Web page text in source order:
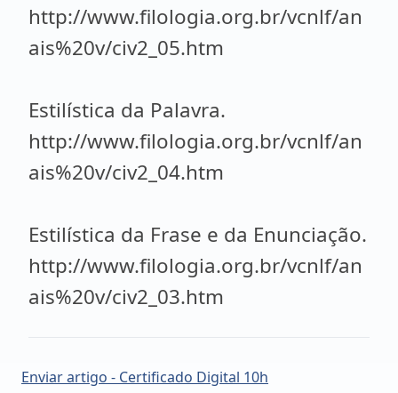
http://www.filologia.org.br/vcnlf/an
ais%20v/civ2_05.htm
Estilística da Palavra.
http://www.filologia.org.br/vcnlf/an
ais%20v/civ2_04.htm
Estilística da Frase e da Enunciação.
http://www.filologia.org.br/vcnlf/an
ais%20v/civ2_03.htm
Enviar artigo - Certificado Digital 10h